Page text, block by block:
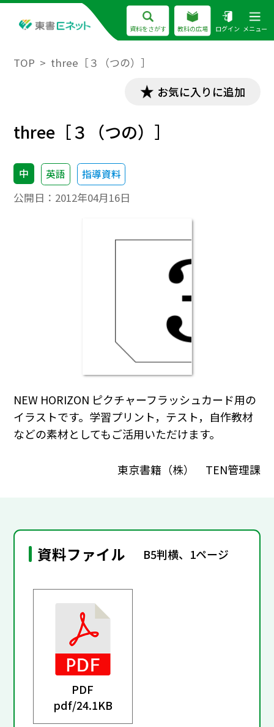
資料をさがす 教科の広場 ログイン メニュー
TOP three［３（つの）］
お気に入りに追加
three［３（つの）］
中 英語 指導資料
公開日： 2012年04月16日
NEW HORIZON ピクチャーフラッシュカード用の
イラストです。学習プリント，テスト，自作教材
などの素材としてもご活用いただけます。
東京書籍（株） TEN管理課
資料ファイル B5判横、1ページ
PDF
pdf/24.1KB